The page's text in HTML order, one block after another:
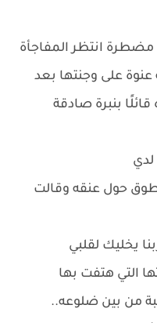
انتظر المفاجأة
عنوة على وجنتها بعد
بنبرة صادقة
طوق حول عنقه وقالت
يخليك لقلبي
التي هتفت بها
من بين ضلوعه..